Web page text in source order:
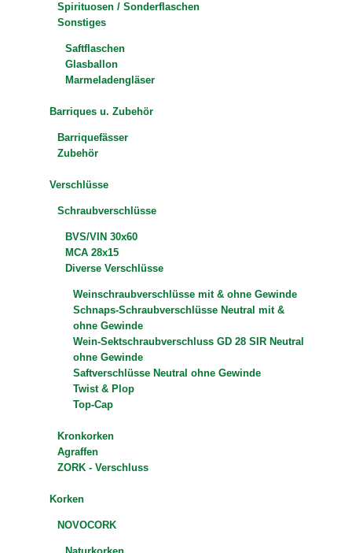
Spirituosen / Sonderflaschen
Sonstiges
Saftflaschen
Glasballon
Marmeladengläser
Barriques u. Zubehör
Barriquefässer
Zubehör
Verschlüsse
Schraubverschlüsse
BVS/VIN 30x60
MCA 28x15
Diverse Verschlüsse
Weinschraubverschlüsse mit & ohne Gewinde
Schnaps-Schraubverschlüsse Neutral mit &
ohne Gewinde
Wein-Sektschraubverschluss GD 28 SIR Neutral
ohne Gewinde
Saftverschlüsse Neutral ohne Gewinde
Twist & Plop
Top-Cap
Kronkorken
Agraffen
ZORK - Verschluss
Korken
NOVOCORK